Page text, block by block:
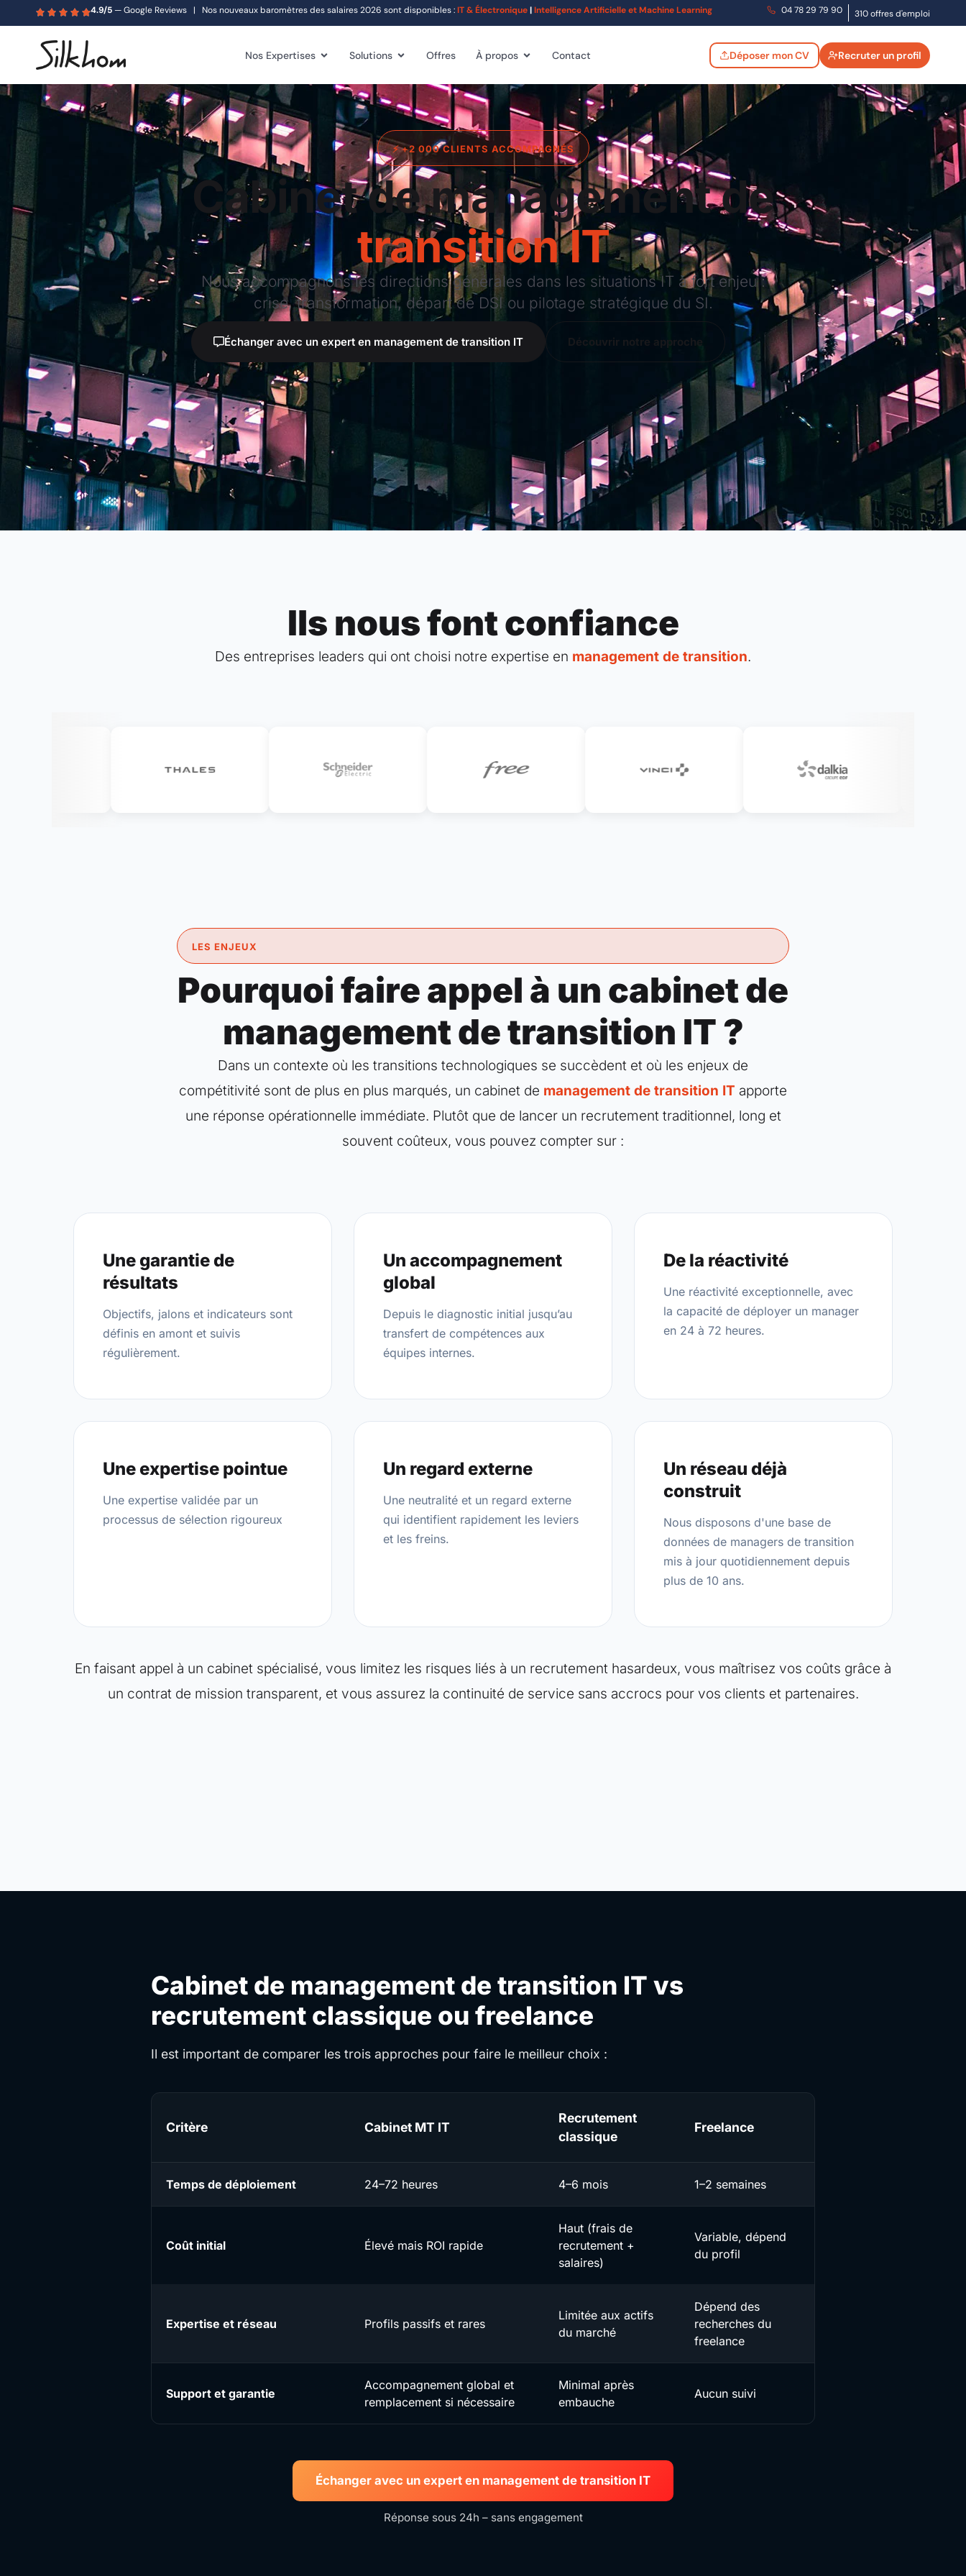
4.9/5— Google Reviews | Nos nouveaux baromètres des salaires 2026 sont disponibles :IT & Électronique|Intelligence Artificielle et Machine Learning 04 78 29 79 90 310 offres d'emploi
Nos Expertises Solutions Offres À propos Contact Déposer mon CV Recruter un profil
⚡ +2 000 CLIENTS ACCOMPAGNÉS
Cabinet de management de
transition IT
Nous accompagnons les directions générales dans les situations IT à fort enjeu :
crise, transformation, départ de DSI ou pilotage stratégique du SI.
Échanger avec un expert en management de transition IT Découvrir notre approche
Ils nous font confiance
Des entreprises leaders qui ont choisi notre expertise en management de transition.
LES ENJEUX
Pourquoi faire appel à un cabinet de
management de transition IT ?
Dans un contexte où les transitions technologiques se succèdent et où les enjeux de
compétitivité sont de plus en plus marqués, un cabinet de management de transition IT apporte
une réponse opérationnelle immédiate. Plutôt que de lancer un recrutement traditionnel, long et
souvent coûteux, vous pouvez compter sur :
Une garantie de
résultats
Objectifs, jalons et indicateurs sont
définis en amont et suivis
régulièrement.
Un accompagnement
global
Depuis le diagnostic initial jusqu’au
transfert de compétences aux
équipes internes.
De la réactivité
Une réactivité exceptionnelle, avec
la capacité de déployer un manager
en 24 à 72 heures.
Une expertise pointue
Une expertise validée par un
processus de sélection rigoureux
Un regard externe
Une neutralité et un regard externe
qui identifient rapidement les leviers
et les freins.
Un réseau déjà
construit
Nous disposons d'une base de
données de managers de transition
mis à jour quotidiennement depuis
plus de 10 ans.
En faisant appel à un cabinet spécialisé, vous limitez les risques liés à un recrutement hasardeux, vous maîtrisez vos coûts grâce à
un contrat de mission transparent, et vous assurez la continuité de service sans accrocs pour vos clients et partenaires.
Cabinet de management de transition IT vs
recrutement classique ou freelance
Il est important de comparer les trois approches pour faire le meilleur choix :
Critère Cabinet MT IT
Recrutement
classique
Freelance
Temps de déploiement 24–72 heures 4–6 mois 1–2 semaines
Coût initial Élevé mais ROI rapide
Haut (frais de
recrutement +
salaires)
Variable, dépend
du profil
Expertise et réseau Profils passifs et rares
Limitée aux actifs
du marché
Dépend des
recherches du
freelance
Support et garantie
Accompagnement global et
remplacement si nécessaire
Minimal après
embauche
Aucun suivi
Échanger avec un expert en management de transition IT
Réponse sous 24h – sans engagement